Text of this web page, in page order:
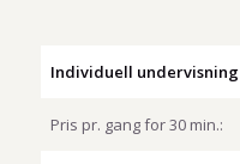
Individuell undervisning
Pris pr. gang for 30 min.: